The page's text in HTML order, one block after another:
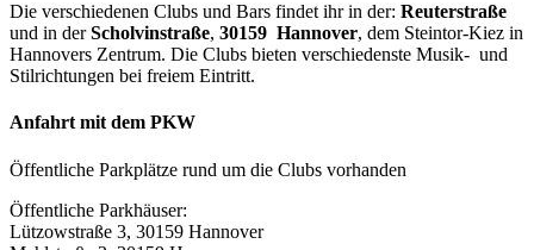
Die verschiedenen Clubs und Bars findet ihr in der: Reuterstraße
und in derScholvinstraße, 30159 Hannover, dem Steintor-Kiez in
Hannovers Zentrum. Die Clubs bieten verschiedenste Musik- und
Stilrichtungen bei freiem Eintritt.
Anfahrt mit dem PKW
Öffentliche Parkplätze rund um die Clubs vorhanden
Öffentliche Parkhäuser:
Lützowstraße 3, 30159 Hannover